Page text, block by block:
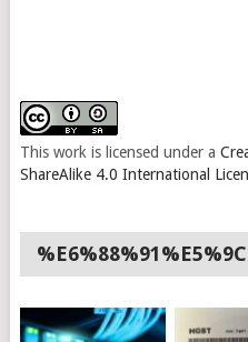
This work is licensed under a
ShareAlike 4.0 International